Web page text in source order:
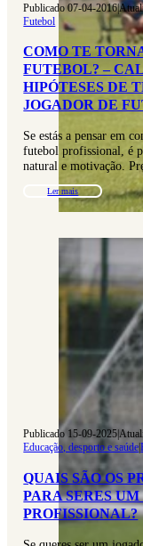
Publicado 07-04-2016|
Futebol
COMO TE
FUTEBOL? –
HIPÓTESES DE
JOGADOR DE
Se estás a pensar em
futebol profissional, é
natural e motivação.
Ler mais
Publicado 15-09-2025|
Educação, desporto e saúde|
QUAIS SÃO OS
PARA SERES
PROFISSIONAL?